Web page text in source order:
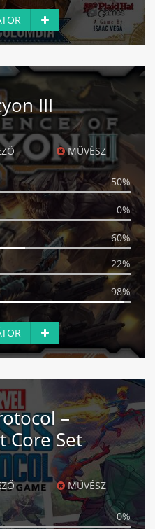
III
MŰVÉSZ
50%
0%
60%
22%
98%
–
Core Set
MŰVÉSZ
0%